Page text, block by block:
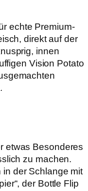
echte Premium-
direkt auf der
innen
Vision Potato
etwas Besonderes
zu machen.
der Schlange mit
der Bottle Flip